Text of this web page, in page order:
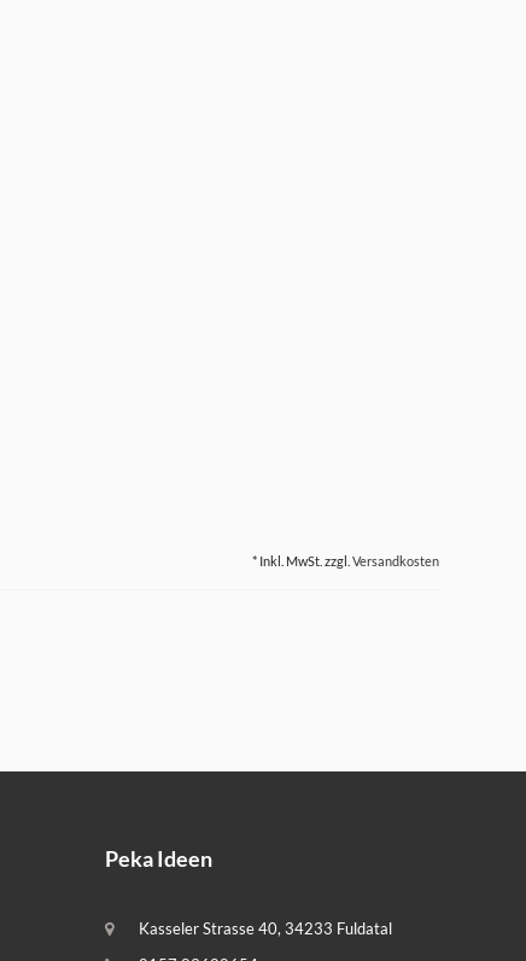
* Inkl. MwSt. zzgl. Versandkosten
Peka Ideen
Kasseler Strasse 40, 34233 Fuldatal